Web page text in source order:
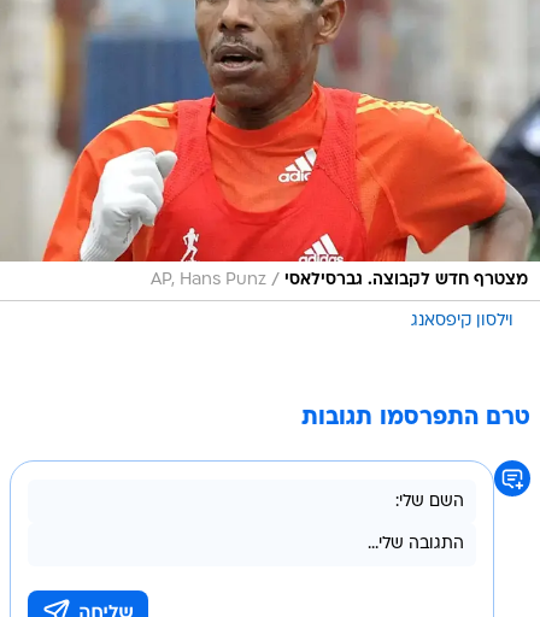
מצטרף חדש לקבוצה. גברסילאסי /
AP, Hans Punz
וילסון קיפסאנג
טרם התפרסמו תגובות